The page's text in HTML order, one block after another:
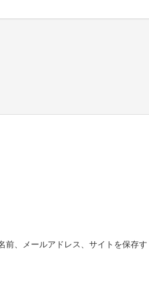
前、メールアドレス、サイトを保存す